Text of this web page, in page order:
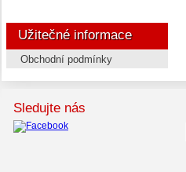
Užitečné informace
Obchodní podmínky
Sledujte nás